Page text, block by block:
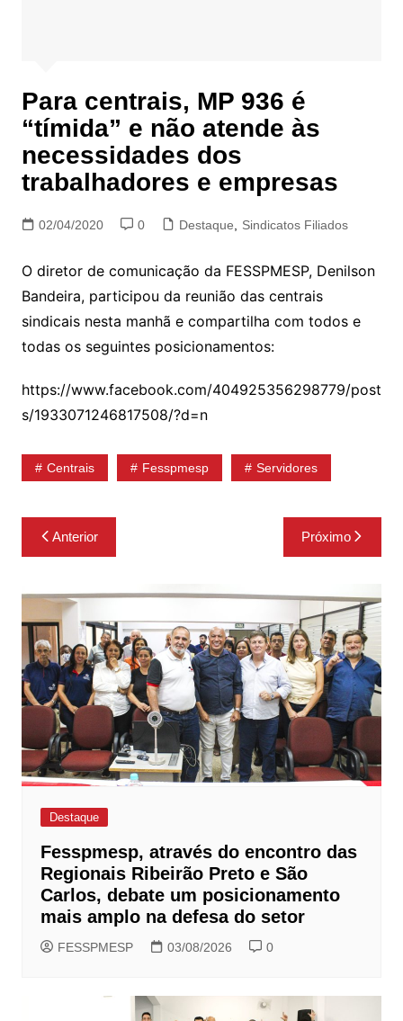
Para centrais, MP 936 é
“tímida” e não atende às
necessidades dos
trabalhadores e empresas
02/04/2020 0 Destaque Sindicatos Filiados
O diretor de comunicação da FESSPMESP, Denilson
Bandeira, participou da reunião das centrais
sindicais nesta manhã e compartilha com todos e
todas os seguintes posicionamentos:
https://www.facebook.com/404925356298779/post
s/1933071246817508/?d=n
Centrais Fesspmesp Servidores
Navegação
de
Anterior Próximo
Destaque
Fesspmesp, através do encontro das
Regionais Ribeirão Preto e São
Carlos, debate um posicionamento
mais amplo na defesa do setor
FESSPMESP 03/08/2026 0